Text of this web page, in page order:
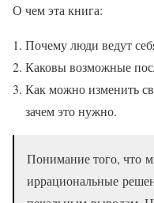
О чем эта книга:
Почему люди ведут
Каковы возможные
Как можно изменить
зачем это нужно.
Понимание того, что
иррациональные